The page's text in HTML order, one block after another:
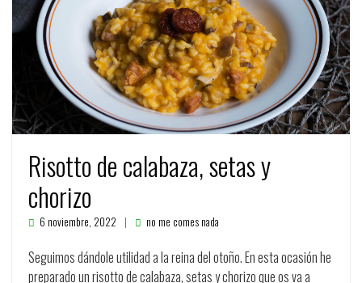
Risotto de calabaza, setas y
chorizo
6 noviembre, 2022 no me comes nada
Seguimos dándole utilidad a la reina del otoño. En esta ocasión he
preparado un risotto de calabaza, setas y chorizo que os va a